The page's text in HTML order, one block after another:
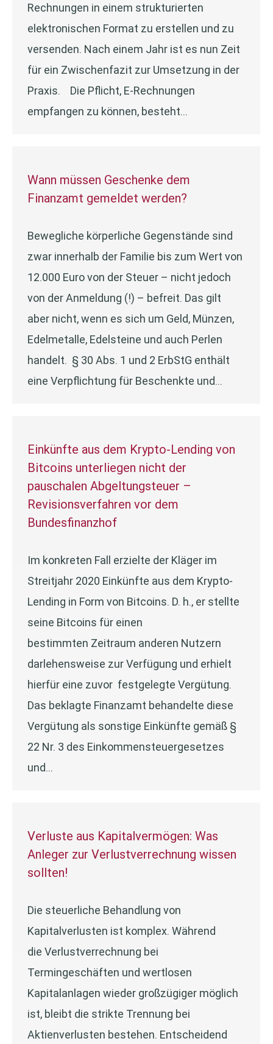
Rechnungen in einem strukturierten
elektronischen Format zu erstellen und zu
versenden. Nach einem Jahr ist es nun Zeit
für ein Zwischenfazit zur Umsetzung in der
Praxis. Die Pflicht, E-Rechnungen
empfangen zu können, besteht…
Wann müssen Geschenke dem
Finanzamt gemeldet werden?
Bewegliche körperliche Gegenstände sind
zwar innerhalb der Familie bis zum Wert von
12.000 Euro von der Steuer – nicht jedoch
von der Anmeldung (!) – befreit. Das gilt
aber nicht, wenn es sich um Geld, Münzen,
Edelmetalle, Edelsteine und auch Perlen
handelt. § 30 Abs. 1 und 2 ErbStG enthält
eine Verpflichtung für Beschenkte und…
Einkünfte aus dem Krypto-Lending von
Bitcoins unterliegen nicht der
pauschalen Abgeltungsteuer –
Revisionsverfahren vor dem
Bundesfinanzhof
Im konkreten Fall erzielte der Kläger im
Streitjahr 2020 Einkünfte aus dem Krypto-
Lending in Form von Bitcoins. D. h., er stellte
seine Bitcoins für einen
bestimmten Zeitraum anderen Nutzern
darlehensweise zur Verfügung und erhielt
hierfür eine zuvor festgelegte Vergütung.
Das beklagte Finanzamt behandelte diese
Vergütung als sonstige Einkünfte gemäß §
22 Nr. 3 des Einkommensteuergesetzes
und…
Verluste aus Kapitalvermögen: Was
Anleger zur Verlustverrechnung wissen
sollten!
Die steuerliche Behandlung von
Kapitalverlusten ist komplex. Während
die Verlustverrechnung bei
Termingeschäften und wertlosen
Kapitalanlagen wieder großzügiger möglich
ist, bleibt die strikte Trennung bei
Aktienverlusten bestehen. Entscheidend